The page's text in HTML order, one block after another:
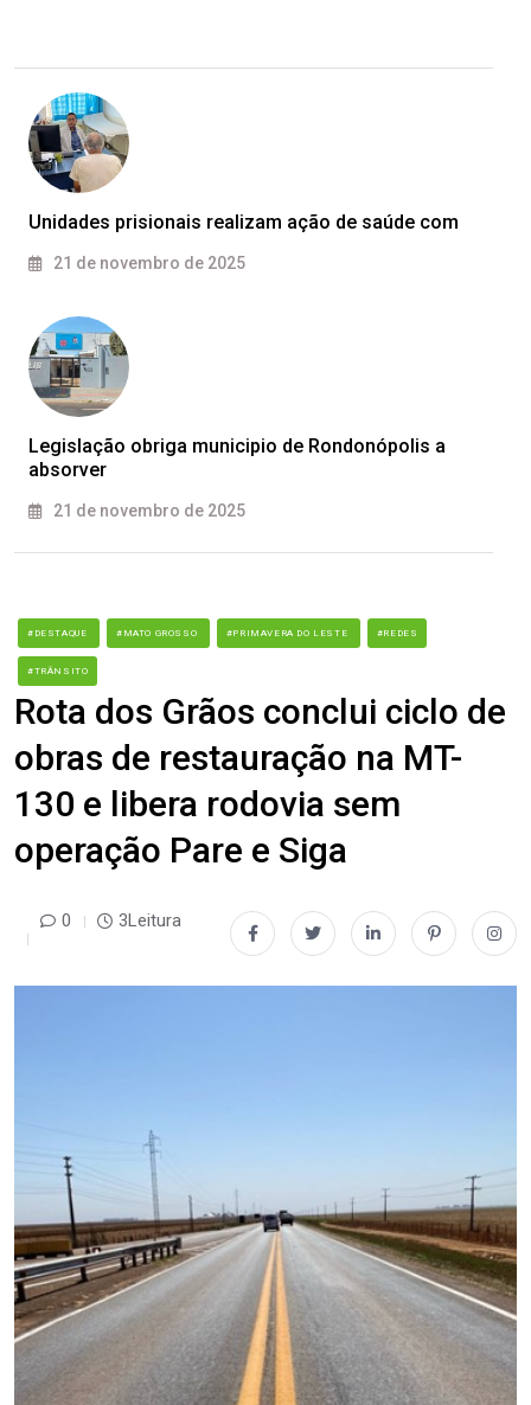
Unidades prisionais realizam ação de saúde com
21 de novembro de 2025
Legislação obriga municipio de Rondonópolis a
absorver
21 de novembro de 2025
#DESTAQUE #MATO GROSSO #PRIMAVERA DO LESTE #REDES
#TRÂNSITO
Rota dos Grãos conclui ciclo de
obras de restauração na MT-
130 e libera rodovia sem
operação Pare e Siga
0 3Leitura